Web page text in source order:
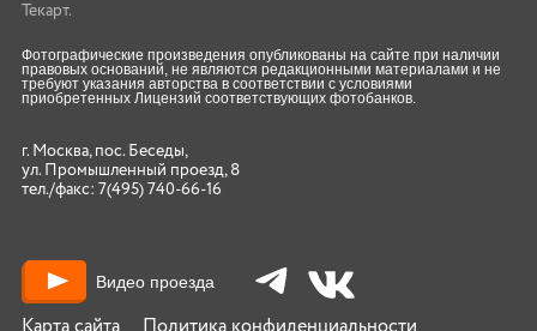
Текарт.
Фотографические произведения опубликованы на сайте при наличии
правовых оснований, не являются редакционными материалами и не
требуют указания авторства в соответствии с условиями
приобретенных Лицензий соответствующих фотобанков.
г. Москва, пос. Беседы,
ул. Промышленный проезд, 8
тел./факс: 7(495) 740-66-16
Видео проезда